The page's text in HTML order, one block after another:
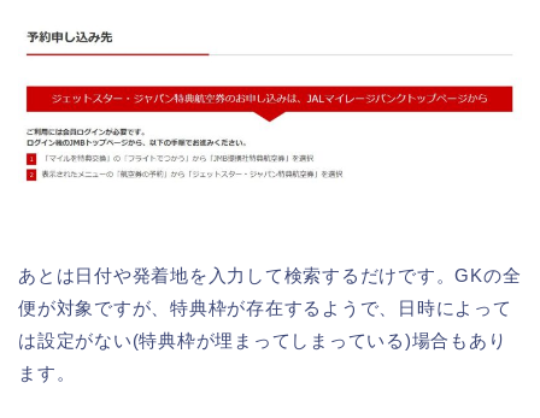
あとは日付や発着地を入力して検索するだけです。GKの全
便が対象ですが、特典枠が存在するようで、日時によって
は設定がない(特典枠が埋まってしまっている)場合もあり
ます。